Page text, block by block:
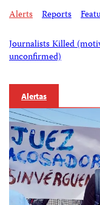
Alerts Reports
Journalists Killed
unconfirmed)
Alertas